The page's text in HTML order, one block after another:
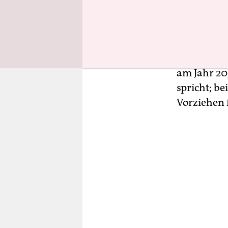
Preis soll
am Jahr
spricht;
Vorziehen